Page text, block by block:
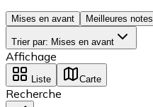
Mises en avant Meilleures notes
Trier par: Mises en avant
Affichage
Liste Carte
Recherche